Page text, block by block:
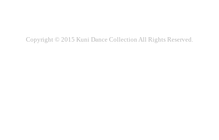
Copyright © 2015 Kuni Dance Collection All Rights Reserved.